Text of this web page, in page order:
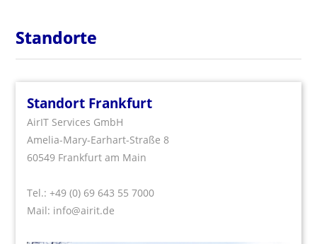
Standorte
Standorte
Standort Frankfurt
AirIT Services GmbH
Amelia-Mary-Earhart-Straße 8
60549 Frankfurt am Main
Tel.:+49 (0) 69 643 55 7000
Mail: info@airit.de